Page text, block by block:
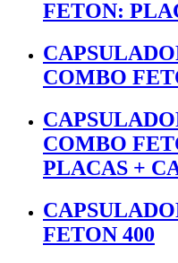
FETON:
COMBO
COMBO
PLACAS +
FETON 400